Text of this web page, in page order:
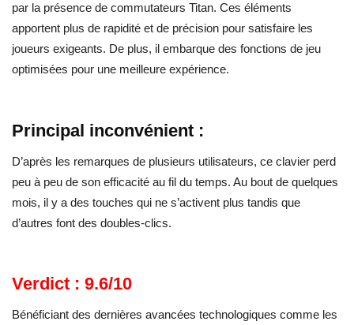
par la présence de commutateurs Titan. Ces éléments
apportent plus de rapidité et de précision pour satisfaire les
joueurs exigeants. De plus, il embarque des fonctions de jeu
optimisées pour une meilleure expérience.
Principal inconvénient :
D’après les remarques de plusieurs utilisateurs, ce clavier perd
peu à peu de son efficacité au fil du temps. Au bout de quelques
mois, il y a des touches qui ne s’activent plus tandis que
d’autres font des doubles-clics.
Verdict : 9.6/10
Bénéficiant des dernières avancées technologiques comme les